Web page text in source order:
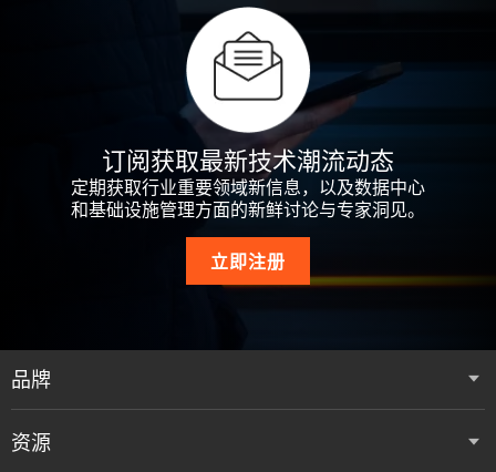
订阅获取最新技术潮流动态
定期获取行业重要领域新信息，以及数据中心
和基础设施管理方面的新鲜讨论与专家洞见。
立即注册
品牌
资源